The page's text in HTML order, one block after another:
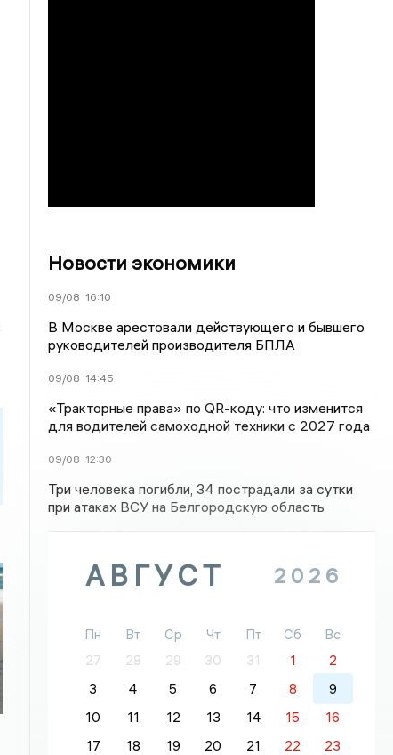
Новости экономики
09/08 16:10
В Москве арестовали действующего и бывшего
руководителей производителя БПЛА
09/08 14:45
«Тракторные права» по QR-коду: что изменится
для водителей самоходной техники с 2027 года
09/08 12:30
Три человека погибли, 34 пострадали за сутки
при атаках ВСУ на Белгородскую область
АВГУСТ 2026
Пн Вт Ср Чт Пт Сб
Вс
27
28 29 30 31 1
2
3
4 5 6 7 8
9
10
11 12 13 14 15
16
17
18 19 20 21 22
23